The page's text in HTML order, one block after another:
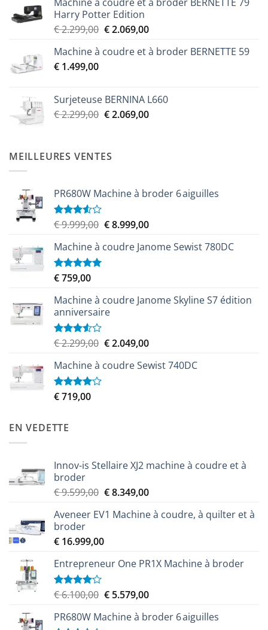
Harry Potter Edition
€2.299,00 Le
initial
€2.069,00Le
actuel
Machine à coudre et à broder BERNETTE 59
€ 1.499,00
Surjeteuse BERNINA L660
€2.299,00 Le
était :
€ 2.299,00.
€2.069,00Le
MEILLEURES VENTES
PR680W Machine à broder 6 aiguilles
Note
5
€9.999,00 Le
initial
€8.999,00Le
actuel
Machine à coudre Janome Sewist 780DC
Note5.00
€759,00
Machine à coudre Janome Skyline S7 édition
anniversaire
Note
5
€2.299,00 Le
initial
€2.049,00Le
actuel
Machine à coudre Sewist 740DC
Note
€719,00
EN VEDETTE
Innov-is Stellaire XJ2 machine à coudre et à
broder
€9.599,00 Le
initial
€ 9.599,00.
€8.349,00Le
actuel
Aveneer EV1 Machine à coudre, à quilter et à
broder
€ 16.999,00
Entrepreneur One PR1X Machine à broder
Note
5
€6.100,00 Le
initial
€5.579,00Le
actuel
PR680W Machine à broder 6 aiguilles